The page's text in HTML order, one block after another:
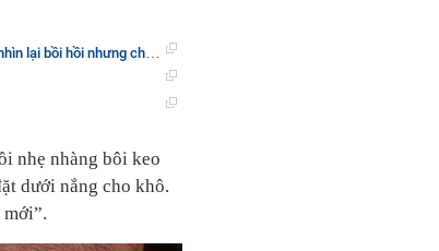
nhưng chẳng ai muốn dùng
nhẹ nhàng bôi keo
dưới nắng cho khô.